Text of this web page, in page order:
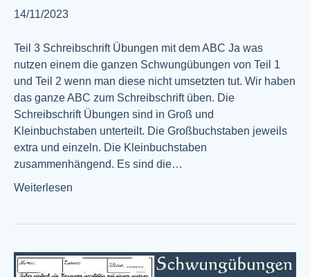
14/11/2023
Teil 3 Schreibschrift Übungen mit dem ABC Ja was
nutzen einem die ganzen Schwungübungen von Teil 1
und Teil 2 wenn man diese nicht umsetzten tut. Wir haben
das ganze ABC zum Schreibschrift üben. Die
Schreibschrift Übungen sind in Groß und
Kleinbuchstaben unterteilt. Die Großbuchstaben jeweils
extra und einzeln. Die Kleinbuchstaben
zusammenhängend. Es sind die…
Weiterlesen